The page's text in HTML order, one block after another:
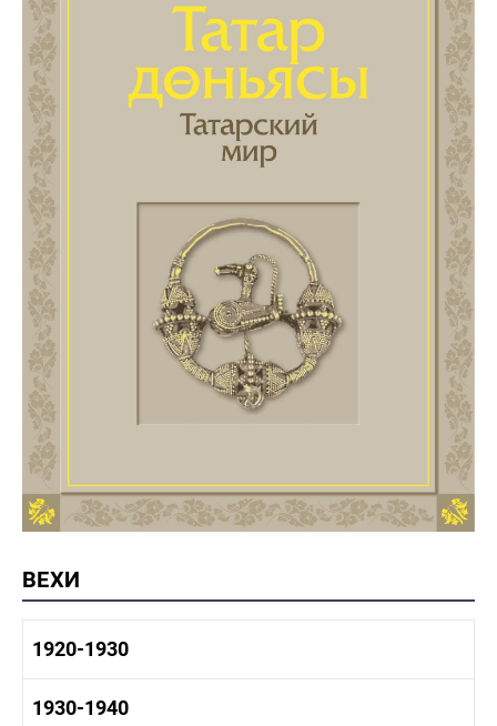
ВЕХИ
1920-1930
1920-1930 история
1930-1940